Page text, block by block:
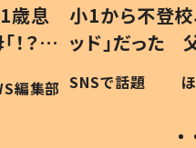
歳息
？」
編集部
小1から不登校
ッド」だった
作り続ける理
#令和の子
SNSで話題